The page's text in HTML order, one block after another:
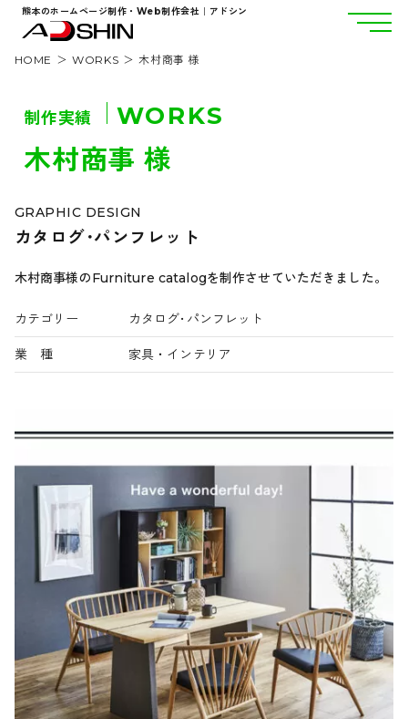
熊本のホームページ制作・Web制作会社｜アドシン
HOME WORKS 木村商事 様
制作実績 WORKS
木村商事 様
GRAPHIC DESIGN
カタログ･パンフレット
木村商事様のFurniture catalogを制作させていただきました。
カテゴリー カタログ･パンフレット
業 種 家具・インテリア